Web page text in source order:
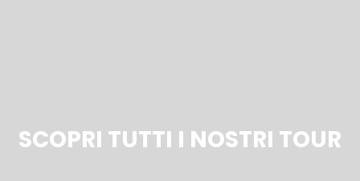
SCOPRI TUTTI I NOSTRI TOUR